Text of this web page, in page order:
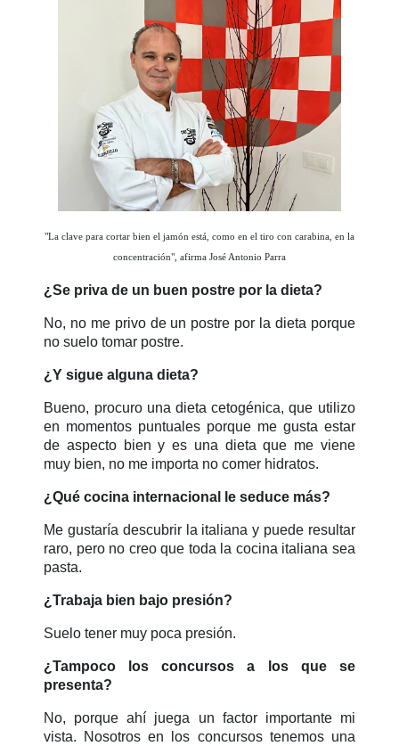
"La clave para cortar bien el jamón está, como en el tiro con carabina, en la
concentración", afirma José Antonio Parra
¿Se priva de un buen postre por la dieta?
No, no me privo de un postre por la dieta porque
no suelo tomar postre.
¿Y sigue alguna dieta?
Bueno, procuro una dieta cetogénica, que utilizo
en momentos puntuales porque me gusta estar
de aspecto bien y es una dieta que me viene
muy bien, no me importa no comer hidratos.
¿Qué cocina internacional le seduce más?
Me gustaría descubrir la italiana y puede resultar
raro, pero no creo que toda la cocina italiana sea
pasta.
¿Trabaja bien bajo presión?
Suelo tener muy poca presión.
¿Tampoco los concursos a los que se
presenta?
No, porque ahí juega un factor importante mi
vista. Nosotros en los concursos tenemos una